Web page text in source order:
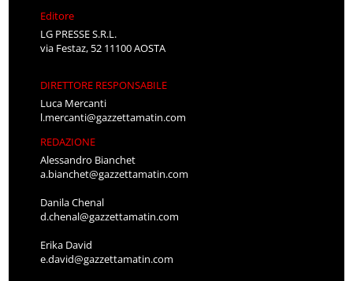
Editore
LG PRESSE S.R.L.
via Festaz, 52 11100 AOSTA
DIRETTORE RESPONSABILE
Luca Mercanti
l.mercanti@gazzettamatin.com
REDAZIONE
Alessandro Bianchet
a.bianchet@gazzettamatin.com
Danila Chenal
d.chenal@gazzettamatin.com
Erika David
e.david@gazzettamatin.com